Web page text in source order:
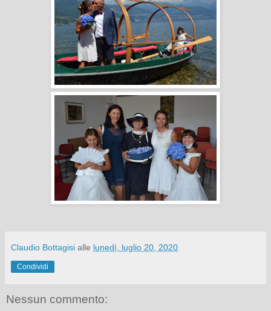
Claudio Bottagisi alle lunedì, luglio 20, 2020
Condividi
Nessun commento: